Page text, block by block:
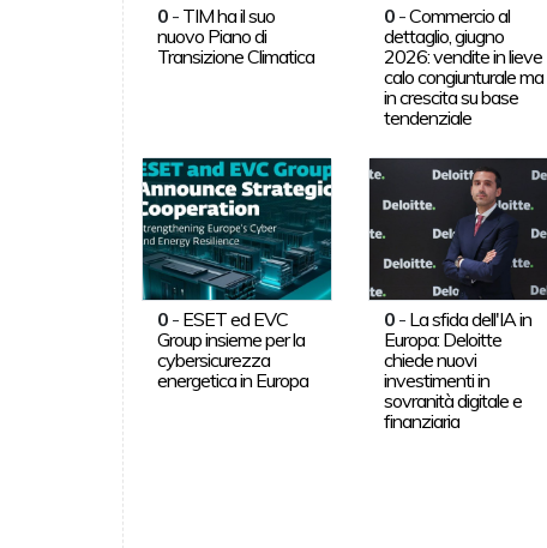
0- TIM ha il suo
nuovo Piano di
Transizione Climatica
0 -Commercio al
dettaglio, giugno
2026: vendite in lieve
calo congiunturale ma
in crescita su base
tendenziale
0- ESET ed EVC
Group insieme per la
cybersicurezza
energetica in Europa
0 - La sfida dell'IA in
Europa: Deloitte
chiede nuovi
investimenti in
sovranità digitale e
finanziaria